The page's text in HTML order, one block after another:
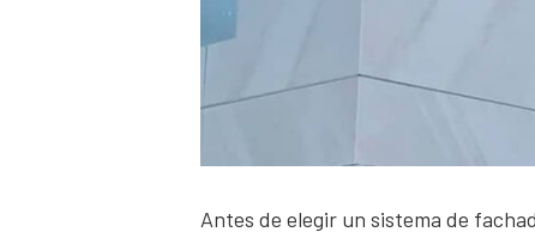
Antes de elegir un sistema de